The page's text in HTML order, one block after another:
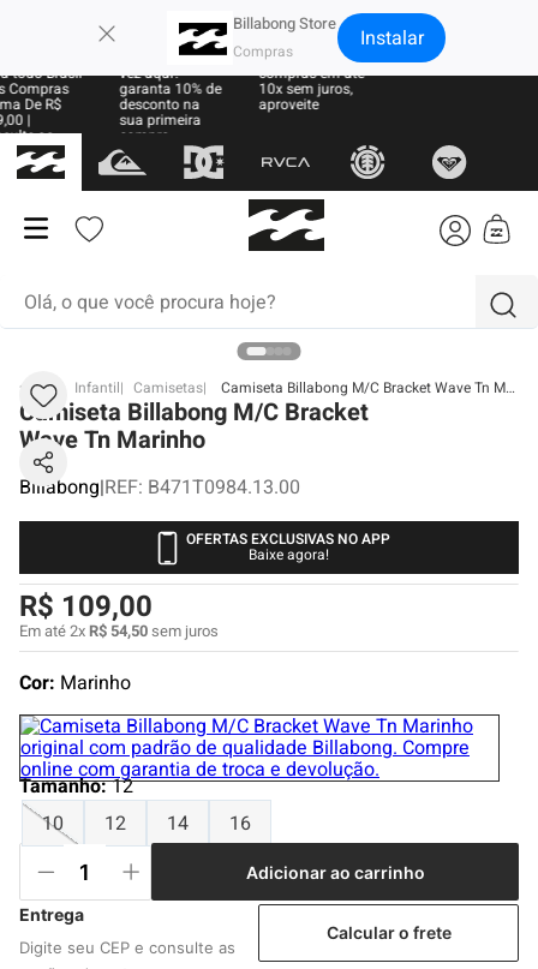
Billabong Store Instalar
todo Brasil
Compras
De R$
|
as
Sua primeira
vez aqui?
garanta 10% de
desconto na
sua primeira
compra
Parcele suas
compras em até
10x sem juros,
aproveite
BB Infantil Camisetas Camiseta Billabong M/C Bracket Wave Tn Marinho
Camiseta Billabong M/C Bracket
Wave Tn Marinho
Billabong|REF: B471T0984.13.00
OFERTAS EXCLUSIVAS NO APP
Baixe agora!
R$ 109,00
Em até2xR$ 54,50sem juros
Cor: Marinho
Tamanho:12
10
12 14 16
Adicionar ao carrinho
Calcular o frete
termos mais buscados
1º
moletom
2º
boné
5º
camiseta
6º
bermuda
jaqueta
8º
carteira
9º
mochila
10º chinelo